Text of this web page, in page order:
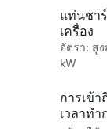
แท่นชา
เครื่อง
อัตรา: สูง
kW
การเข้า
เวลาทำ